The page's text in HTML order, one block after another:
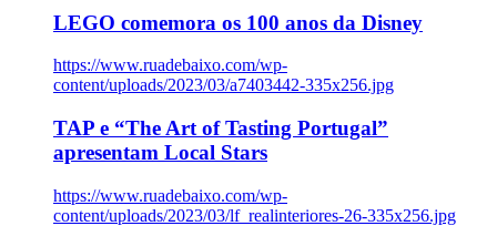
LEGO comemora os 100 anos da Disney
https://www.ruadebaixo.com/wp-
content/uploads/2023/03/a7403442-335x256.jpg
TAP e “The Art of Tasting Portugal”
apresentam Local Stars
https://www.ruadebaixo.com/wp-
content/uploads/2023/03/lf_realinteriores-26-335x256.jpg